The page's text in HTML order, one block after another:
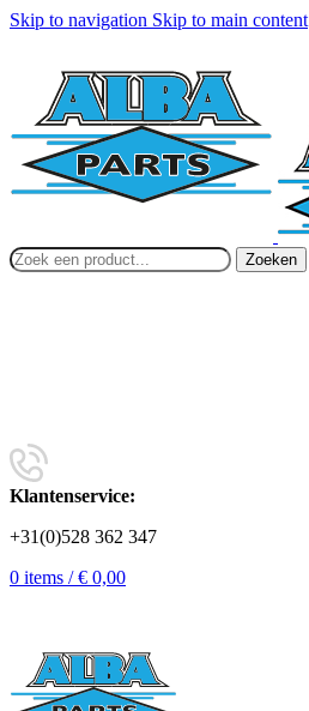
Skip to navigation Skip to main content
Zoeken
Klantenservice:
+31(0)528 362 347
0 items / € 0,00